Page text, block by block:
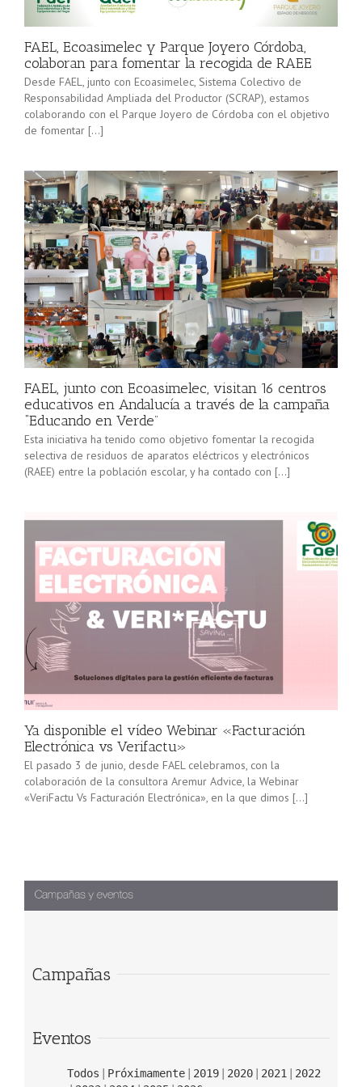
minorista”
(convocatoria
2025), pone
en marcha a
Sevilla junto
[…]
FAEL, Ecoasimelec y Parque Joyero Córdoba,
colaboran para fomentar la recogida de RAEE
Desde FAEL, junto con Ecoasimelec, Sistema Colectivo de
Responsabilidad Ampliada del Productor (SCRAP), estamos
colaborando con el Parque Joyero de Córdoba con el objetivo
de fomentar […]
FAEL, junto con Ecoasimelec, visitan 16 centros
educativos en Andalucía a través de la campaña
“Educando en Verde”
Esta iniciativa ha tenido como objetivo fomentar la recogida
selectiva de residuos de aparatos eléctricos y electrónicos
(RAEE) entre la población escolar, y ha contado con […]
Ya disponible el vídeo Webinar «Facturación
Electrónica vs Verifactu»
El pasado 3 de junio, desde FAEL celebramos, con la
colaboración de la consultora Aremur Advice, la Webinar
«VeriFactu Vs Facturación Electrónica», en la que dimos […]
Campañas
Eventos
Todos Próximamente 2019 2020 2021
2022